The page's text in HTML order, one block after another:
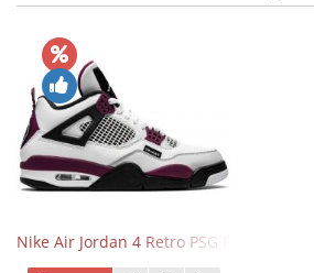
Nike Air Jordan 4 Retro PSG Paris Saint-